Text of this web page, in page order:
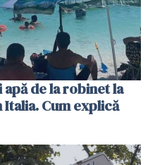
apă de la robinet la
Cum explică